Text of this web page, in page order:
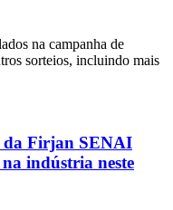
na campanha de
sorteios, incluindo mais
da Firjan SENAI
indústria neste